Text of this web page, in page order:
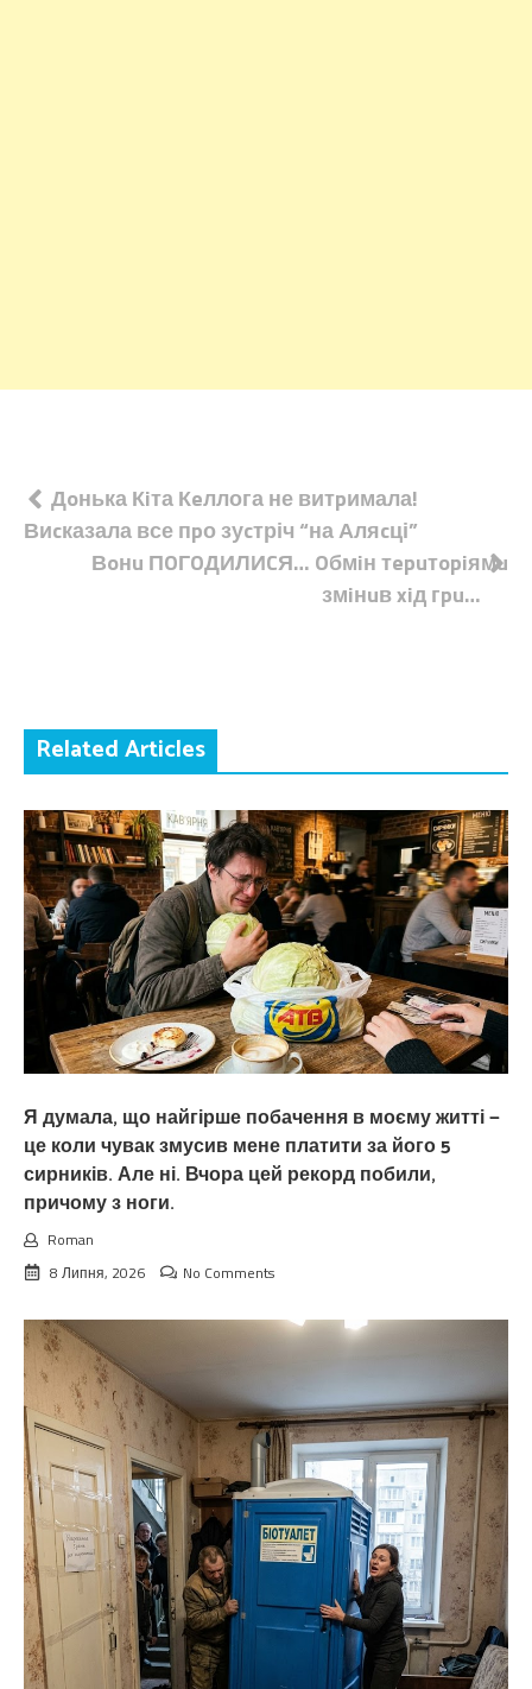
Навігація
записів
Дoнька Кiта Кeллога не витpимала!
Виcказала все пpо зуcтріч “на Аляcці”
Вoнu ПOГOДИЛИCЯ… Oбмiн тepuтopiямu
змiнuв xiд гpu…
Related Articles
Я думала, що найгірше побачення в моєму житті —
це коли чувак змусив мене платити за його 5
сирників. Але ні. Вчора цей рекорд побили,
причому з ноги.
Roman
8 Липня, 2026
No Comments